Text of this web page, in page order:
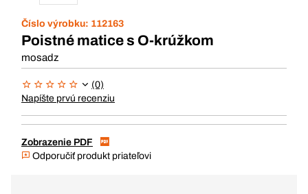
Číslo výrobku: 112163
Poistné matice s O-krúžkom
mosadz
(0)
Napíšte prvú recenziu
Zobrazenie PDF
Odporučiť produkt priateľovi